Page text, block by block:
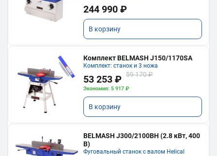
244 990 ₽
В корзину
Комплект BELMASH J150/1170SA
Комплект: станок и 3 ножа
53 253 ₽ 59 170 ₽
Экономия: 5 917 ₽
В корзину
BELMASH J300/2100ВH (2.8 кВт, 400
В)
Фуговальный станок с валом Helical